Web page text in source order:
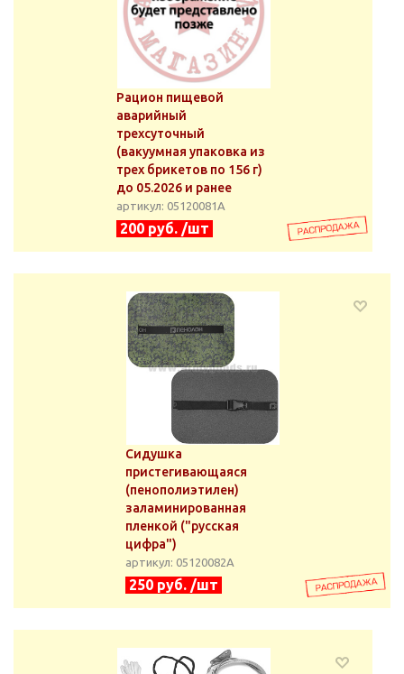
Рацион пищевой
аварийный
трехсуточный
(вакуумная упаковка из
трех брикетов по 156 г)
до 05.2026 и ранее
артикул: 05120081А
200 руб. /шт
Сидушка
пристегивающаяся
(пенополиэтилен)
заламинированная
пленкой ("русская
цифра")
артикул: 05120082А
250 руб. /шт